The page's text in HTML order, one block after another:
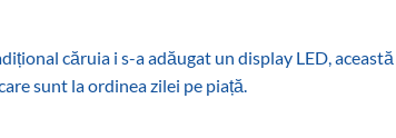
căruia i s-a adăugat un display LED,
sunt la ordinea zilei pe piață.